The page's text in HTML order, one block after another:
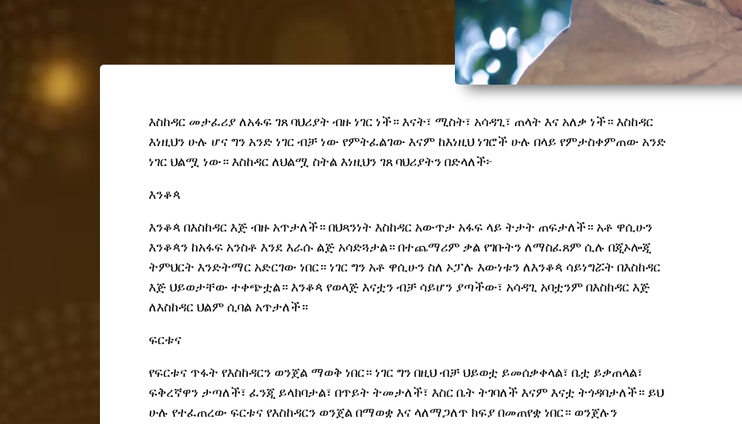
እስከዳር መታፈሪያ ለአፋፍ ገጸ ባህሪያት ብዙ ነገር ነች። እናት፣ ሚስት፣ አሳዳጊ፣ ጠላት እና አለቃ ነች። እስከዳር
እነዚህን ሁሉ ሆና ግን አንድ ነገር ብቻ ነው የምትፈልገው እናም ከእነዚህ ነገሮች ሁሉ በላይ የምታስቀምጠው አንድ
ነገር ህልሟ ነው። እስከዳር ለህልሟ ስትል እነዚህን ገጸ ባህሪያትን በድላለች፦
እንቆጳ
እንቆጳ በእስከዳር እጅ ብዙ አጥታለች። በህጻንነት እስከዳር አውጥታ አፋፍ ላይ ትታት ጠፍታለች። አቶ ዋሲሁን
እንቆጳን ከአፋፍ አንስቶ እንደ እራሱ ልጅ አሳድጓታል። በተጨማሪም ቃል የገቡትን ለማስፈጸም ሲሉ በጂኦሎጂ
ትምህርት እንድትማር አድርገው ነበር። ነገር ግን አቶ ዋሲሁን ስለ ኦፓሉ እውነቱን ለእንቆጳ ሳይነግሯት በእስከዳር
እጅ ህይወታቸው ተቀጭቷል። እንቆጳ የወላጅ እናቷን ብቻ ሳይሆን ያጣችው፣ አሳዳጊ አባቷንም በእስከዳር እጅ
ለእስከዳር ህልም ሲባል አጥታለች።
ፍርቱና
የፍርቱና ጥፋት የእስከዳርን ወንጀል ማወቅ ነበር። ነገር ግን በዚህ ብቻ ህይወቷ ይመሰቃቀላል፣ ቤቷ ይቃጠላል፣
ፍቅረኛዋን ታጣለች፣ ፈንጂ ይላክባታል፣ በጥይት ትመታለች፣ እስር ቤት ትገባለች እናም እናቷ ትጎዳባታለች። ይህ
ሁሉ የተፈጠረው ፍርቱና የእስከዳርን ወንጀል በማወቋ እና ላለማጋለጥ ክፍያ በመጠየቋ ነበር። ወንጀሉን